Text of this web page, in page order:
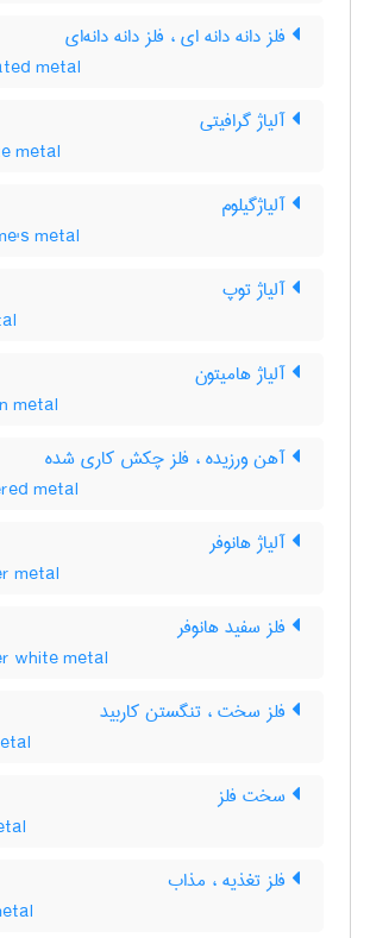
فلز دانه دانه ای ، فلز دانه دانه‌ای
metal
آلیاژ گرافیتی
metal
آلیاژگیلوم
metal
آلیاژ توپ
آلیاژ هامیتون
metal
آهن ورزیده ، فلز چکش کاری شده
metal
آلیاژ هانوفر
metal
فلز سفید هانوفر
white metal
فلز سخت ، تنگستن کاربید
سخت فلز
فلز تغذیه ، مذاب